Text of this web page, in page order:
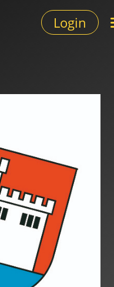
Login